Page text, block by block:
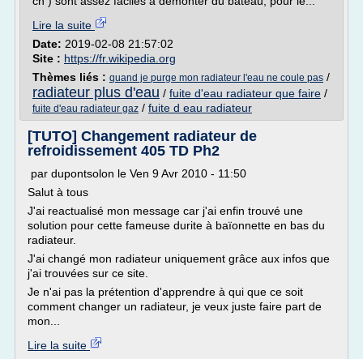
Lire la suite
Date: 2019-02-08 21:57:02
Site : https://fr.wikipedia.org
Thèmes liés : quand je purge mon radiateur l'eau ne coule pas /
radiateur plus d'eau / fuite d'eau radiateur que faire /
fuite d'eau radiateur gaz / fuite d eau radiateur
[TUTO] Changement radiateur de
refroidissement 405 TD Ph2
par dupontsolon le Ven 9 Avr 2010 - 11:50
Salut à tous
J'ai reactualisé mon message car j'ai enfin trouvé une
solution pour cette fameuse durite à baïonnette en bas du
radiateur.
J'ai changé mon radiateur uniquement grâce aux infos que
j'ai trouvées sur ce site.
Je n'ai pas la prétention d'apprendre à qui que ce soit
comment changer un radiateur, je veux juste faire part de
mon...
Lire la suite